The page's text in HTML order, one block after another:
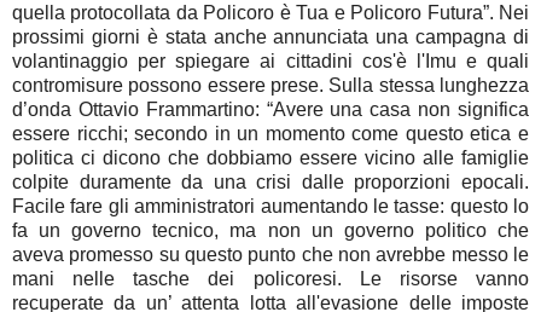
quella protocollata da Policoro è Tua e Policoro Futura”. Nei
prossimi giorni è stata anche annunciata una campagna di
volantinaggio per spiegare ai cittadini cos'è l'Imu e quali
contromisure possono essere prese. Sulla stessa lunghezza
d’onda Ottavio Frammartino: “Avere una casa non significa
essere ricchi; secondo in un momento come questo etica e
politica ci dicono che dobbiamo essere vicino alle famiglie
colpite duramente da una crisi dalle proporzioni epocali.
Facile fare gli amministratori aumentando le tasse: questo lo
fa un governo tecnico, ma non un governo politico che
aveva promesso su questo punto che non avrebbe messo le
mani nelle tasche dei policoresi. Le risorse vanno
recuperate da un’ attenta lotta all'evasione delle imposte